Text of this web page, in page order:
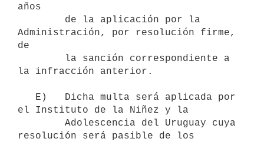
años
Administración, por resolución firme,
de
la infracción anterior.
el Instituto de la Niñez y la
resolución será pasible de los